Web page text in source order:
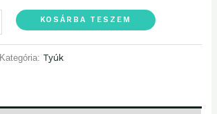
KOSÁRBA TESZEM
Kategória: Tyúk